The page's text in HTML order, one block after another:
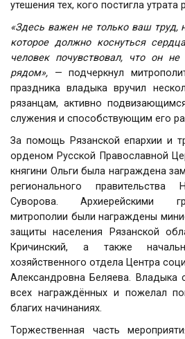
утешения тех, кого постигла утрата
«Здесь важен не только ваш труд,
которое должно коснуться
человек почувствовал, что он
рядом», — подчеркнул
праздника владыка вручил
рязанцам, активно
служения и способствующим его
За помощь Рязанской епархии и
орденом Русской Православной
княгини Ольги была награждена
регионального правительства
Суворова. Архиерейскими
митрополии были награждены
защиты населения Рязанской
Кричинский, а также
хозяйственного отдела Центра
Александровна Беляева. Владыка
всех награждённых и пожелал
благих начинаниях.
Торжественная часть